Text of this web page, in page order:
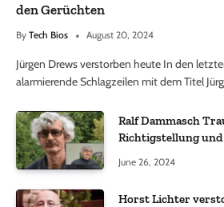
den Gerüchten
By Tech Bios August 20, 2024
Jürgen Drews verstorben heute In den
alarmierende Schlagzeilen mit dem Titel
Ralf Dammasch
Richtigstellung
June 26, 2024
Horst Lichter